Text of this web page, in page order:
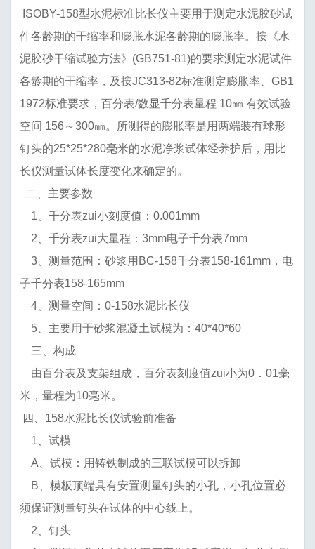
ISOBY-158型水泥标准比长仪主要用于测定水泥胶砂试
件各龄期的干缩率和膨胀水泥各龄期的膨胀率。按《水
泥胶砂干缩试验方法》(GB751-81)的要求测定水泥试件
各龄期的干缩率，及按JC313-82标准测定膨胀率、GB1
1972标准要求，百分表/数显千分表量程 10㎜ 有效试验
空间 156～300㎜。所测得的膨胀率是用两端装有球形
钉头的25*25*280毫米的水泥净浆试体经养护后，用比
长仪测量试体长度变化来确定的。
二、主要参数
1、千分表zui小刻度值：0.001mm
2、千分表zui大量程：3mm电子千分表7mm
3、测量范围：砂浆用BC-158千分表158-161mm，电
子千分表158-165mm
4、测量空间：0-158水泥比长仪
5、主要用于砂浆混凝土试模为：40*40*60
三、构成
由百分表及支架组成，百分表刻度值zui小为0．01毫
米，量程为10毫米。
四、158水泥比长仪试验前准备
1、试模
A、试模：用铸铁制成的三联试模可以拆卸
B、模板顶端具有安置测量钉头的小孔，小孔位置必
须保证测量钉头在试体的中心线上。
2、钉头